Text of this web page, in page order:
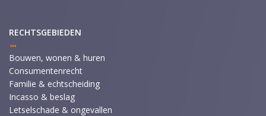
RECHTSGEBIEDEN
Bouwen, wonen & huren
Consumentenrecht
Familie & echtscheiding
Incasso & beslag
Letselschade & ongevallen